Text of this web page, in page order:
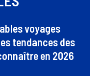
voyages
tendances des
en 2026